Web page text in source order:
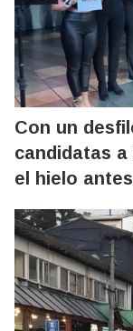
Con un
candidatas a
el hielo